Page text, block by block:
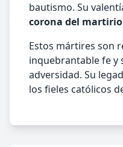
bautismo. Su
corona del martirio
Estos mártires son
inquebrantable fe y
adversidad. Su
los fieles católicos